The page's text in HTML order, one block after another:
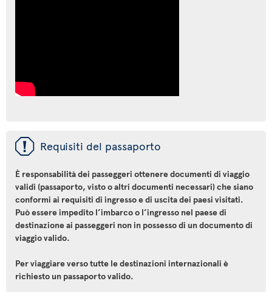
ü Requisiti del passaporto
È responsabilità dei passeggeri ottenere documenti di viaggio
validi (passaporto, visto o altri documenti necessari) che siano
conformi ai requisiti di ingresso e di uscita dei paesi visitati.
Può essere impedito l’imbarco o l’ingresso nel paese di
destinazione ai passeggeri non in possesso di un documento di
viaggio valido.
Per viaggiare verso tutte le destinazioni internazionali è
richiesto un passaporto valido.